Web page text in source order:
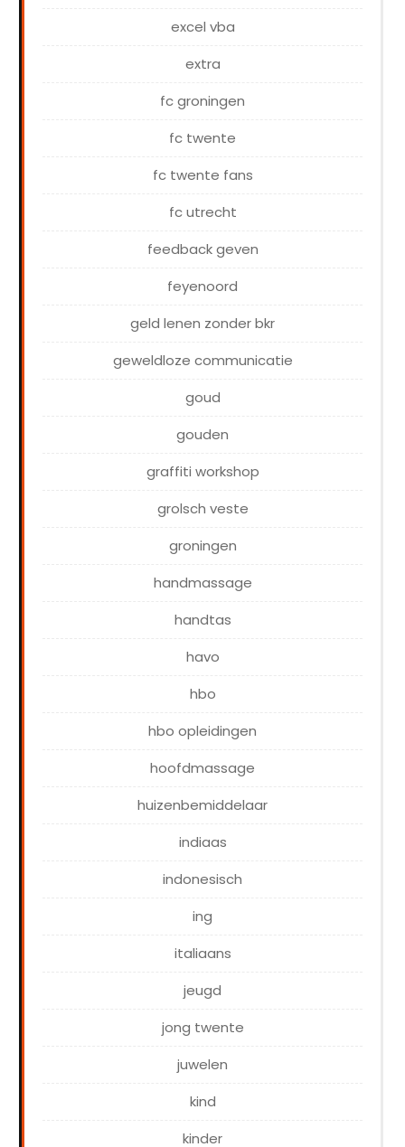
excel vba
extra
fc groningen
fc twente
fc twente fans
fc utrecht
feedback geven
feyenoord
geld lenen zonder bkr
geweldloze communicatie
goud
gouden
graffiti workshop
grolsch veste
groningen
handmassage
handtas
havo
hbo
hbo opleidingen
hoofdmassage
huizenbemiddelaar
indiaas
indonesisch
ing
italiaans
jeugd
jong twente
juwelen
kind
kinder